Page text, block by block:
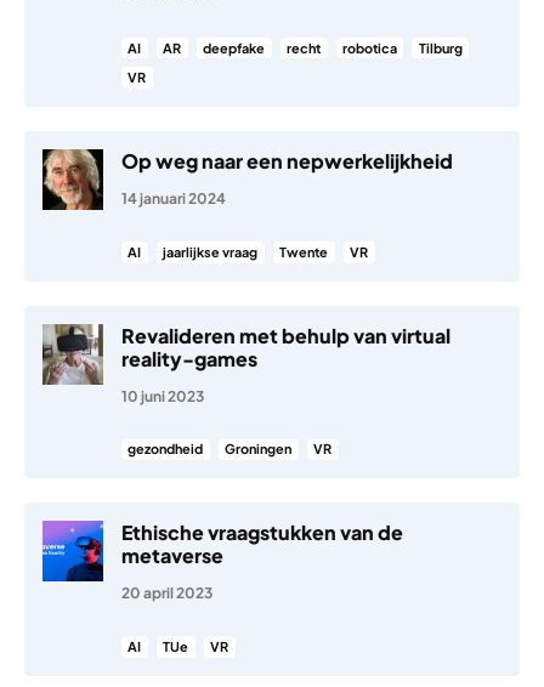
AI AR deepfake recht robotica
Tilburg
VR
Op weg naar een nepwerkelijkheid
14 januari 2024
AI jaarlijkse vraag Twente VR
Revalideren met behulp van virtual
reality-games
10 juni 2023
gezondheid Groningen VR
Ethische vraagstukken van de
metaverse
20 april 2023
AI TUe VR